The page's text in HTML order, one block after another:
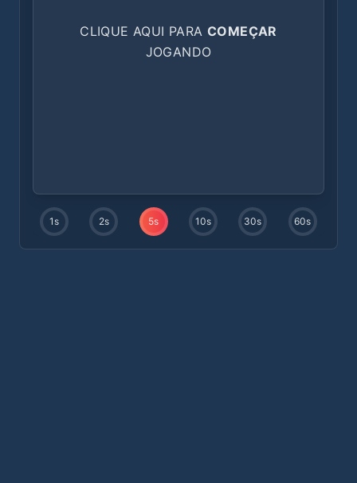
CLIQUE AQUI PARA COMEÇAR
JOGANDO
1s 2s 5s 10s 30s 60s